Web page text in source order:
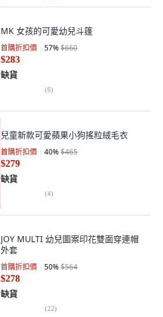
MK 女孩的可愛幼兒斗篷
首購折扣價 57%$660
$283
缺貨
(6)
兒童新款可愛蘋果小狗搖粒絨毛衣
首購折扣價 40%$465
$279
缺貨
(4)
JOY MULTI 幼兒圖案印花雙面穿連帽
外套
首購折扣價 50%$564
$278
缺貨
(22)